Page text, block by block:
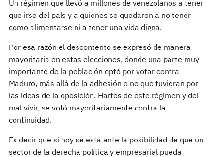
Un régimen que llevó a millones de venezolanos a tener
que irse del país y a quienes se quedaron a no tener
como alimentarse ni a tener una vida digna.
Por esa razón el descontento se expresó de manera
mayoritaria en estas elecciones, donde una parte muy
importante de la población optó por votar contra
Maduro, más allá de la adhesión o no que tuvieran por
las ideas de la oposición. Hartos de este régimen y del
mal vivir, se votó mayoritariamente contra la
continuidad.
Es decir que si hoy se está ante la posibilidad de que un
sector de la derecha política y empresarial pueda